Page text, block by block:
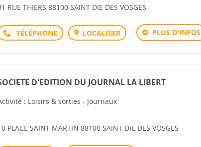
RUE THIERS 88100 SAINT DIE DES VOSGES
Téléphone LOCALISER PLUS D'INFOS
D'EDITION DU JOURNAL LA LIBERT
: Loisirs & sorties - Journaux
PLACE SAINT MARTIN 88100 SAINT DIE DES VOSGES